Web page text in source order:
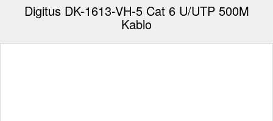
Digitus DK-1613-VH-5 Cat 6 U/UTP 500M
Kablo